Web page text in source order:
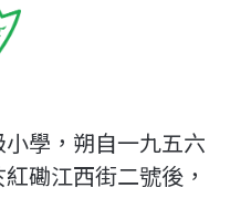
學，朔自一九五六
磡江西街二號後，